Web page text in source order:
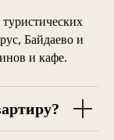
Байдаево и
и кафе.